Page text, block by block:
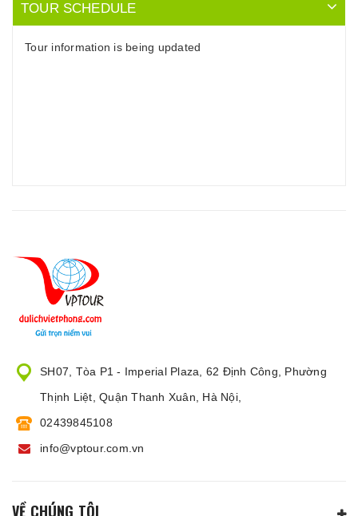
TOUR SCHEDULE
Tour information is being updated
SH07, Tòa P1 - Imperial Plaza, 62 Định Công, Phường
Thịnh Liệt, Quận Thanh Xuân, Hà Nội,
02439845108
info@vptour.com.vn
VỀ CHÚNG TÔI